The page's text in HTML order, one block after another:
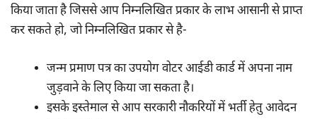
किया जाता है जिससे आप निम्नलिखित प्रकार के लाभ आसानी से प्राप्त
कर सकते हो, जो निम्नलिखित प्रकार से है-
जन्म प्रमाण पत्र का उपयोग वोटर आईडी कार्ड में अपना नाम
जुड़वाने के लिए किया जा सकता है।
इसके इस्तेमाल से आप सरकारी नौकरियों में भर्ती हेतु आवेदन